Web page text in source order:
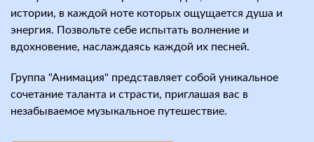
истории, в каждой ноте которых ощущается душа и
энергия. Позвольте себе испытать волнение и
вдохновение, наслаждаясь каждой их песней.
Группа "Анимация" представляет собой уникальное
сочетание таланта и страсти, приглашая вас в
незабываемое музыкальное путешествие.